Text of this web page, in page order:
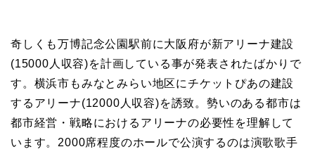
奇しくも万博記念公園駅前に大阪府が新アリーナ建設
(15000人収容)を計画している事が発表されたばかりで
す。横浜市もみなとみらい地区にチケットぴあの建設
するアリーナ(12000人収容)を誘致。勢いのある都市は
都市経営・戦略におけるアリーナの必要性を理解して
います。2000席程度のホールで公演するのは演歌歌手